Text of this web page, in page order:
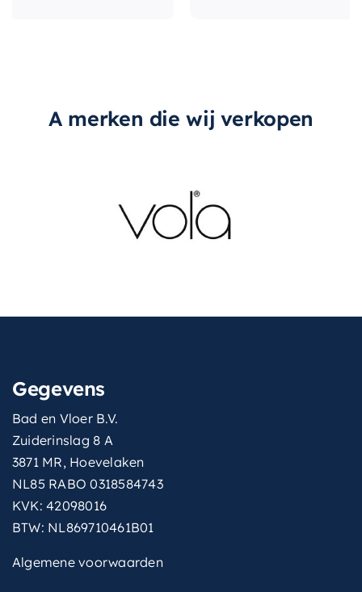
A merken die wij verkopen
Gegevens
Bad en Vloer B.V.
Zuiderinslag 8 A
3871 MR, Hoevelaken
NL85 RABO 0318584743
KVK: 42098016
BTW: NL869710461B01
Algemene voorwaarden